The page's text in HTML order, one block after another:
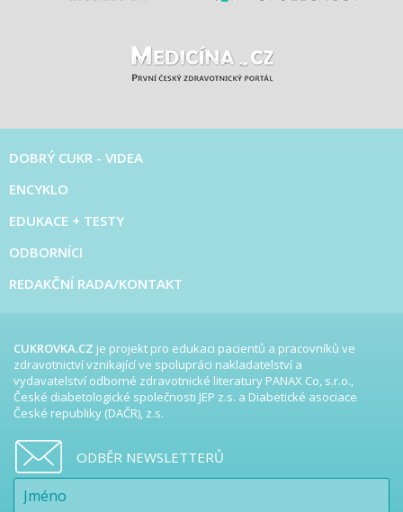
DOBRÝ CUKR - VIDEA
ENCYKLO
EDUKACE + TESTY
ODBORNÍCI
REDAKČNÍ RADA/KONTAKT
CUKROVKA.CZ je projekt pro edukaci pacientů a pracovníků ve
zdravotnictví vznikající ve spolupráci nakladatelství a
vydavatelství odborné zdravotnické literatury PANAX Co, s.r.o.,
České diabetologické společnosti JEP z.s. a Diabetické asociace
České republiky (DAČR), z.s.
ODBĚR NEWSLETTERŮ